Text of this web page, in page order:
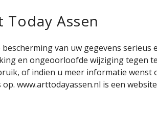
Today Assen
van uw gegevens
en ongeoorloofde wijziging tegen
of indien u meer informatie wenst
www.arttodayassen.nl is een